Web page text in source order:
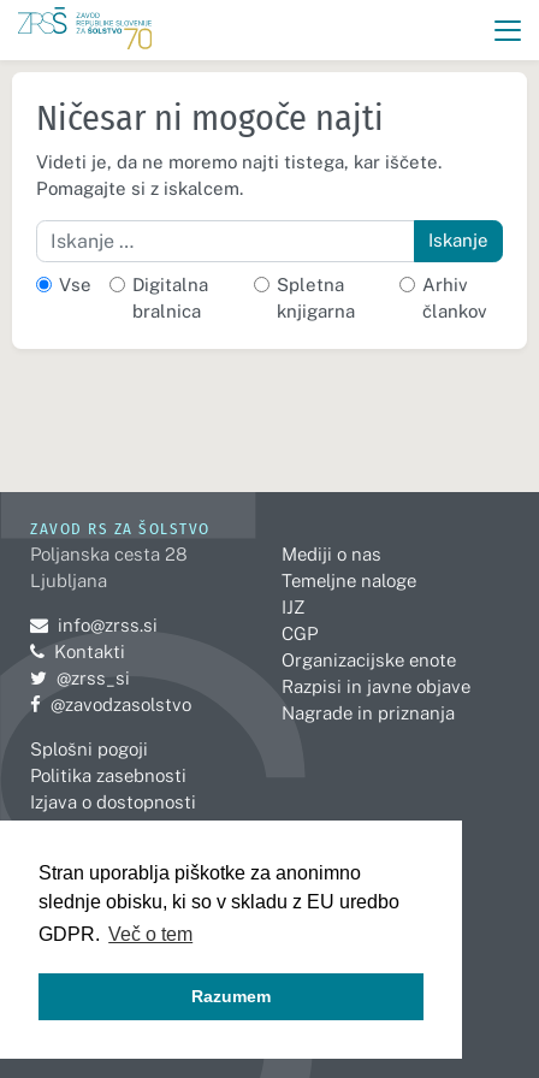
Stran uporablja piškotke za anonimno
slednje obisku, ki so v skladu z EU uredbo
GDPR. Več o tem
Razumem
Ničesar ni mogoče najti
Videti je, da ne moremo najti tistega, kar iščete.
Pomagajte si z iskalcem.
Iskanje
Vse
Digitalna
bralnica
Spletna
knjigarna
Arhiv
člankov
ZAVOD RS ZA ŠOLSTVO
Poljanska cesta 28
Ljubljana
Pošljite e-mail na
info@zrss.si
Kontakti
Pojdite na Twitter:
@zrss_si
Pojdite na Facebook:
@zavodzasolstvo
Splošni pogoji
Politika zasebnosti
Izjava o dostopnosti
Mediji o nas
Temeljne naloge
IJZ
CGP
Organizacijske enote
Razpisi in javne objave
Nagrade in priznanja
Celje
Koper
Kranj
Novo mesto
Slovenj Gradec